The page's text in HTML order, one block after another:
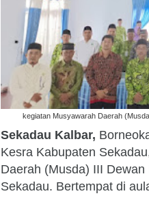
kegiatan Musyawarah Daerah
Sekadau Kalbar,
Kesra Kabupaten
Daerah (Musda) III
Sekadau. Bertempat di